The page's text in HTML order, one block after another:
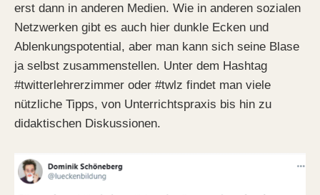
erst dann in anderen Medien. Wie in anderen sozialen
Netzwerken gibt es auch hier dunkle Ecken und
Ablenkungspotential, aber man kann sich seine Blase
ja selbst zusammenstellen. Unter dem Hashtag
#twitterlehrerzimmer oder #twlz findet man viele
nützliche Tipps, von Unterrichtspraxis bis hin zu
didaktischen Diskussionen.